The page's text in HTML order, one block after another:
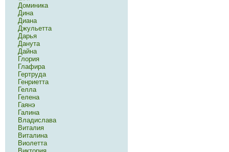
Доминика
Дина
Диана
Джульетта
Дарья
Данута
Дайна
Глория
Глафира
Гертруда
Генриетта
Гелла
Гелена
Гаянэ
Галина
Владислава
Виталия
Виталина
Виолетта